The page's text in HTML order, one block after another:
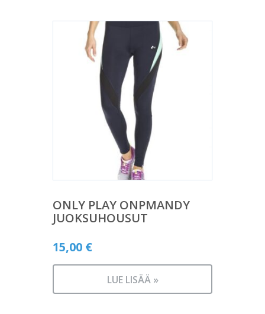
ONLY PLAY ONPMANDY
JUOKSUHOUSUT
15,00 €
LUE LISÄÄ »